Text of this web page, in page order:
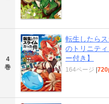
4
巻
転生したら
のトリニテ
ー付き】
164ページ |